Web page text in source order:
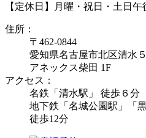
【定休日】月曜・祝日・土日午
住所：
〒462-0844
愛知県名古屋市北区清水
アネックス柴田 1F
アクセス：
名鉄「清水駅」 徒歩６分
地下鉄「名城公園駅」「
徒歩12分